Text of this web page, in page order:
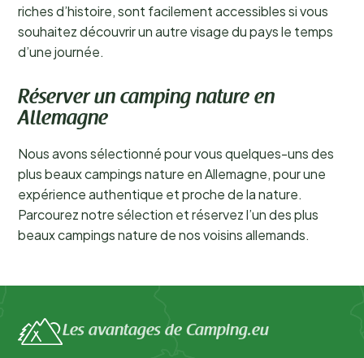
riches d’histoire, sont facilement accessibles si vous
souhaitez découvrir un autre visage du pays le temps
d’une journée.
Réserver un camping nature en
Allemagne
Nous avons sélectionné pour vous quelques-uns des
plus beaux campings nature en Allemagne, pour une
expérience authentique et proche de la nature.
Parcourez notre sélection et réservez l’un des plus
beaux campings nature de nos voisins allemands.
Les avantages de Camping.eu